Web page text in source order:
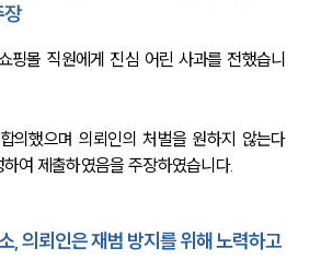
장
핑몰 직원에게 진심 어린 사과를 전했습니
의했으며 의뢰인의 처벌을 원하지 않는다
여 제출하였음을 주장하였습니다.
, 의뢰인은 재범 방지를 위해 노력하고